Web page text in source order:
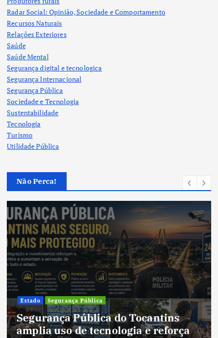
Radar Social: Opinião, Sociedade e Comportamento
Recursos Naturais
Relações Exteriores
Saúde
Saúde Mental
Segurança digital e tecnologica
Segurança Internacional
Segurança Pública
Sociedade e Tecnologia
Sustentabilidade
Tecnologia
Turismo
Utilidade Pública
Não Perca!
Cultura
Cultura do Tocantins preserva
tradições e fortalece identidade de
um estado em constante